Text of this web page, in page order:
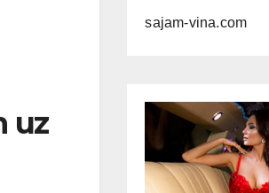
uz
sajam-vina.com